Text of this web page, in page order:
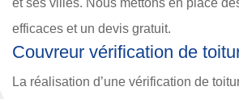
et ses villes. Nous mettons en place
efficaces et un devis gratuit.
Couvreur vérification de
La réalisation d’une vérification de